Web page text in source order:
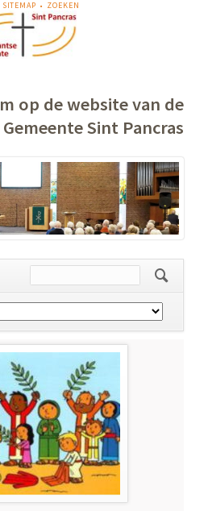
SITEMAP ZOEKEN
op de website van de
Sint Pancras